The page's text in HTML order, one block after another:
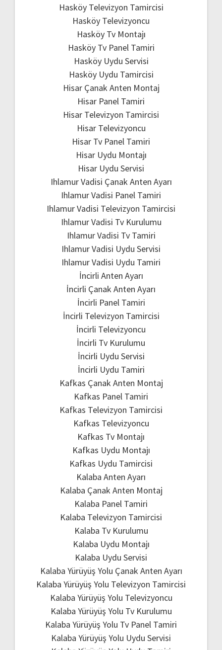
Hasköy Televizyon Tamircisi
Hasköy Televizyoncu
Hasköy Tv Montajı
Hasköy Tv Panel Tamiri
Hasköy Uydu Servisi
Hasköy Uydu Tamircisi
Hisar Çanak Anten Montaj
Hisar Panel Tamiri
Hisar Televizyon Tamircisi
Hisar Televizyoncu
Hisar Tv Panel Tamiri
Hisar Uydu Montajı
Hisar Uydu Servisi
Ihlamur Vadisi Çanak Anten Ayarı
Ihlamur Vadisi Panel Tamiri
Ihlamur Vadisi Televizyon Tamircisi
Ihlamur Vadisi Tv Kurulumu
Ihlamur Vadisi Tv Tamiri
Ihlamur Vadisi Uydu Servisi
Ihlamur Vadisi Uydu Tamiri
İncirli Anten Ayarı
İncirli Çanak Anten Ayarı
İncirli Panel Tamiri
İncirli Televizyon Tamircisi
İncirli Televizyoncu
İncirli Tv Kurulumu
İncirli Uydu Servisi
İncirli Uydu Tamiri
Kafkas Çanak Anten Montaj
Kafkas Panel Tamiri
Kafkas Televizyon Tamircisi
Kafkas Televizyoncu
Kafkas Tv Montajı
Kafkas Uydu Montajı
Kafkas Uydu Tamircisi
Kalaba Anten Ayarı
Kalaba Çanak Anten Montaj
Kalaba Panel Tamiri
Kalaba Televizyon Tamircisi
Kalaba Tv Kurulumu
Kalaba Uydu Montajı
Kalaba Uydu Servisi
Kalaba Yürüyüş Yolu Çanak Anten Ayarı
Kalaba Yürüyüş Yolu Televizyon Tamircisi
Kalaba Yürüyüş Yolu Televizyoncu
Kalaba Yürüyüş Yolu Tv Kurulumu
Kalaba Yürüyüş Yolu Tv Panel Tamiri
Kalaba Yürüyüş Yolu Uydu Servisi